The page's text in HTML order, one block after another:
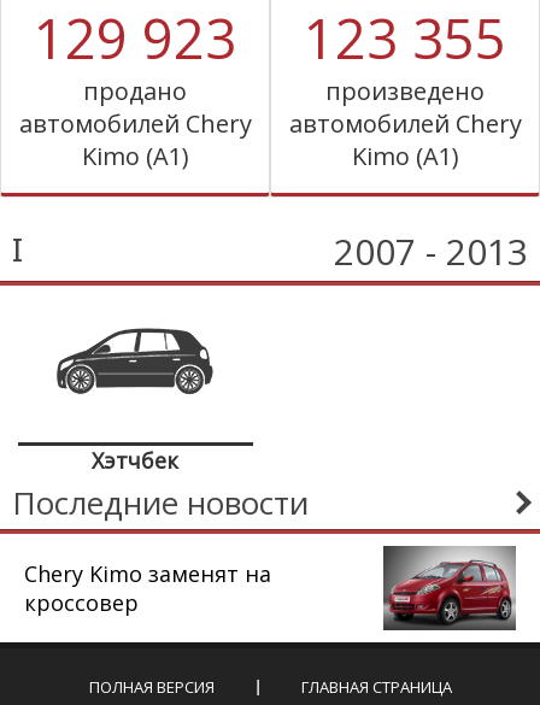
129 923
продано
автомобилей Chery
Kimo (A1)
123 355
произведено
автомобилей Chery
Kimo (A1)
I 2007 - 2013
Хэтчбек
Последние новости
Chery Kimo заменят на
кроссовер
ПОЛНАЯ ВЕРСИЯ ГЛАВНАЯ СТРАНИЦА